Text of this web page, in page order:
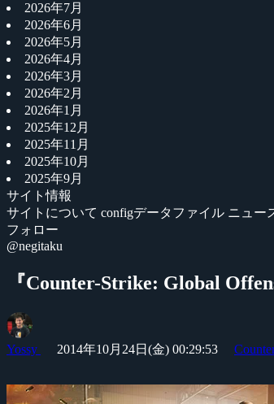
2026年7月
2026年6月
2026年5月
2026年4月
2026年3月
2026年2月
2026年1月
2025年12月
2025年11月
2025年10月
2025年9月
サイト情報
サイトについて configデータファイル ニュー
フォロー
@negitaku
『Counter-Strike: Global
Yossy 2014年10月24日(金) 00:29:53